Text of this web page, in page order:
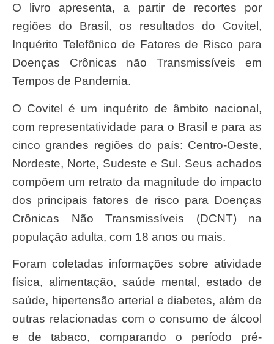
O livro apresenta, a partir de recortes por
regiões do Brasil, os resultados do Covitel,
Inquérito Telefônico de Fatores de Risco para
Doenças Crônicas não Transmissíveis em
Tempos de Pandemia.
O Covitel é um inquérito de âmbito nacional,
com representatividade para o Brasil e para as
cinco grandes regiões do país: Centro-Oeste,
Nordeste, Norte, Sudeste e Sul. Seus achados
compõem um retrato da magnitude do impacto
dos principais fatores de risco para Doenças
Crônicas Não Transmissíveis (DCNT) na
população adulta, com 18 anos ou mais.
Foram coletadas informações sobre atividade
física, alimentação, saúde mental, estado de
saúde, hipertensão arterial e diabetes, além de
outras relacionadas com o consumo de álcool
e de tabaco, comparando o período pré-